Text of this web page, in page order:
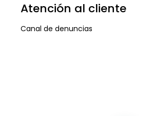
Atención al cliente
Canal de denuncias